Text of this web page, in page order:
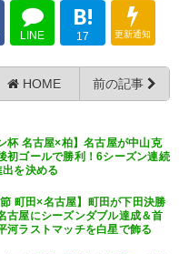
LINE
B!
17 更新通知
HOME 前の記事
杯 名古屋×柏】名古屋が中山克
初ゴールで勝利！6シーズン連続
を決める
節 町田×名古屋】町田が下田決勝
古屋にシーズンダブル達成＆首
河ラストマッチを白星で飾る